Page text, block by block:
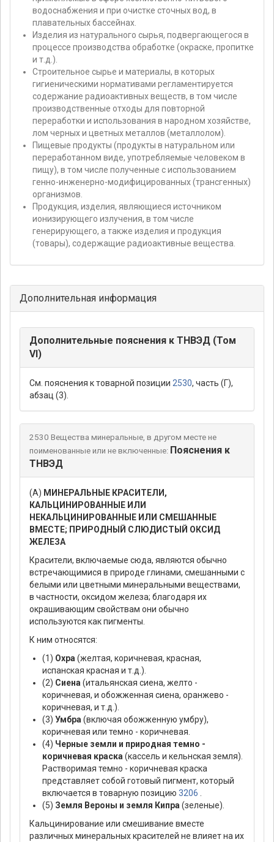
водоснабжения и при очистке сточных вод, в
плавательных бассейнах.
Изделия из натурального сырья, подвергающегося в
процессе производства обработке (окраске, пропитке
и т.д.).
Строительное сырье и материалы, в которых
гигиеническими нормативами регламентируется
содержание радиоактивных веществ, в том числе
производственные отходы для повторной
переработки и использования в народном хозяйстве,
лом черных и цветных металлов (металлолом).
Пищевые продукты (продукты в натуральном или
переработанном виде, употребляемые человеком в
пищу), в том числе полученные с использованием
генно-инженерно-модифицированных (трансгенных)
организмов.
Продукция, изделия, являющиеся источником
ионизирующего излучения, в том числе
генерирующего, а также изделия и продукция
(товары), содержащие радиоактивные вещества.
Дополнительная информация
Дополнительные пояснения к ТНВЭД (Том
VI)
См. пояснения к товарной позиции 2530, часть (Г),
абзац (3).
2530 Вещества минеральные, в другом месте не
поименованные или не включенные: Пояснения к
ТНВЭД
(А) МИНЕРАЛЬНЫЕ КРАСИТЕЛИ,
КАЛЬЦИНИРОВАННЫЕ ИЛИ
НЕКАЛЬЦИНИРОВАННЫЕ ИЛИ СМЕШАННЫЕ
ВМЕСТЕ; ПРИРОДНЫЙ СЛЮДИСТЫЙ ОКСИД
ЖЕЛЕЗА
Красители, включаемые сюда, являются обычно
встречающимися в природе глинами, смешанными с
белыми или цветными минеральными веществами,
в частности, оксидом железа; благодаря их
окрашивающим свойствам они обычно
используются как пигменты.
К ним относятся:
(1) Охра (желтая, коричневая, красная,
испанская красная и т.д.).
(2) Сиена (итальянская сиена, желто -
коричневая, и обожженная сиена, оранжево -
коричневая, и т.д.).
(3) Умбра (включая обожженную умбру),
коричневая или темно - коричневая.
(4) Черные земли и природная темно -
коричневая краска (кассель и кельнская земля).
Растворимая темно - коричневая краска
представляет собой готовый пигмент, который
включается в товарную позицию 3206
(5) Земля Вероны и земля Кипра (зеленые).
Кальцинирование или смешивание вместе
различных минеральных красителей не влияет на их